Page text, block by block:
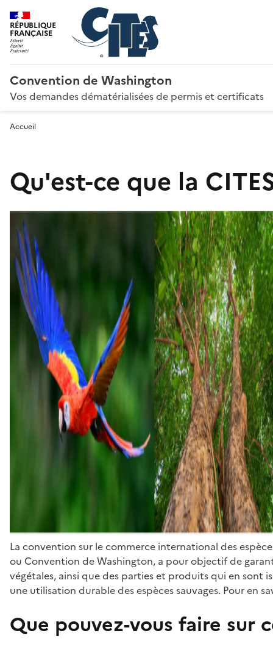
RÉPUBLIQUE
FRANÇAISE
Convention de Washington
Vos demandes dématérialisées de permis et certificats
Accueil
Qu'est-ce que la
La convention sur le commerce international des
ou Convention de Washington, a pour objectif de
végétales, ainsi que des parties et produits qui en sont
une utilisation durable des espèces sauvages. Pour en
Que pouvez-vous faire sur